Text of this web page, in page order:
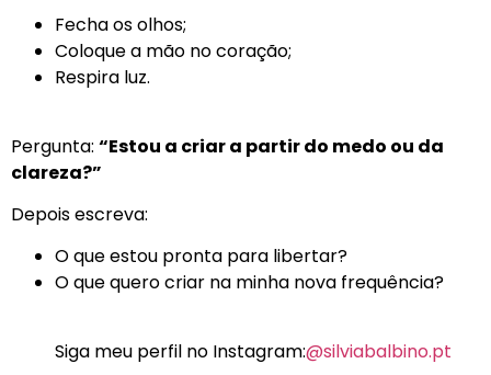
Fecha os olhos;
Coloque a mão no coração;
Respira luz.
Pergunta: “Estou a criar a partir do medo ou da
clareza?”
Depois escreva:
O que estou pronta para libertar?
O que quero criar na minha nova frequência?
Siga meu perfil no Instagram:@silviabalbino.pt